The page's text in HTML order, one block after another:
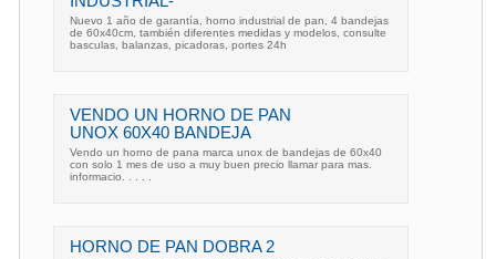
Nuevo 1 año de garantía, horno industrial de pan, 4 bandejas
de 60x40cm, también diferentes medidas y modelos, consulte
basculas, balanzas, picadoras, portes 24h
VENDO UN HORNO DE PAN
UNOX 60X40 BANDEJA
Vendo un horno de pana marca unox de bandejas de 60x40
con solo 1 mes de uso a muy buen precio llamar para mas.
informacio. . . . .
HORNO DE PAN DOBRA 2